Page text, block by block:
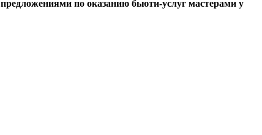
предложениями по оказанию бьюти-услуг мастерами у